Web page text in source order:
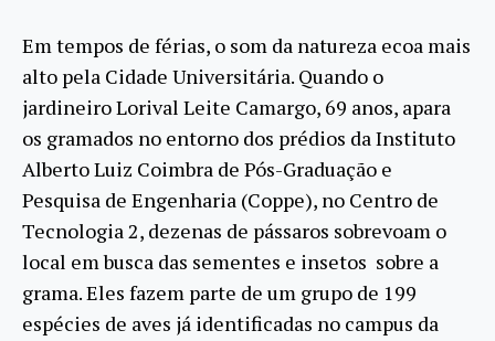
Em tempos de férias, o som da natureza ecoa mais
alto pela Cidade Universitária. Quando o
jardineiro Lorival Leite Camargo, 69 anos, apara
os gramados no entorno dos prédios da Instituto
Alberto Luiz Coimbra de Pós-Graduação e
Pesquisa de Engenharia (Coppe), no Centro de
Tecnologia 2, dezenas de pássaros sobrevoam o
local em busca das sementes e insetos sobre a
grama. Eles fazem parte de um grupo de 199
espécies de aves já identificadas no campus da